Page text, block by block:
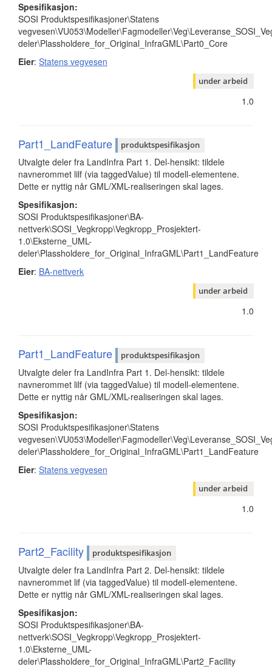
Spesifikasjon:
SOSI Produktspesifikasjoner\Statens
deler\Plassholdere_for_Original_InfraGML\Part0_Core
Eier: Statens vegvesen
under arbeid
1.0
Part1_LandFeature produktspesifikasjon
Utvalgte deler fra LandInfra Part 1. Del-hensikt: tildele
navnerommet lilf (via taggedValue) til modell-elementene.
Dette er nyttig når GML/XML-realiseringen skal lages.
Spesifikasjon:
SOSI Produktspesifikasjoner\BA-
nettverk\SOSI_Vegkropp\Vegkropp_Prosjektert-
1.0\Eksterne_UML-
deler\Plassholdere_for_Original_InfraGML\Part1_LandFeature
Eier: BA-nettverk
under arbeid
1.0
Part1_LandFeature produktspesifikasjon
Utvalgte deler fra LandInfra Part 1. Del-hensikt: tildele
navnerommet lilf (via taggedValue) til modell-elementene.
Dette er nyttig når GML/XML-realiseringen skal lages.
Spesifikasjon:
SOSI Produktspesifikasjoner\Statens
deler\Plassholdere_for_Original_InfraGML\Part1_LandFeature
Eier: Statens vegvesen
under arbeid
1.0
Part2_Facility produktspesifikasjon
Utvalgte deler fra LandInfra Part 2. Del-hensikt: tildele
navnerommet lif (via taggedValue) til modell-elementene.
Dette er nyttig når GML/XML-realiseringen skal lages.
Spesifikasjon:
SOSI Produktspesifikasjoner\BA-
nettverk\SOSI_Vegkropp\Vegkropp_Prosjektert-
1.0\Eksterne_UML-
deler\Plassholdere_for_Original_InfraGML\Part2_Facility